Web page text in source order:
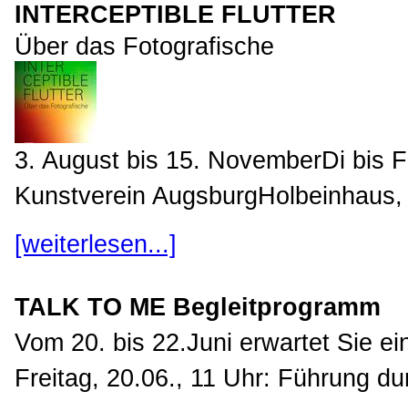
INTERCEPTIBLE FLUTTER
Über das Fotografische
3. August bis 15. NovemberDi bis
Kunstverein
[weiterlesen...]
TALK TO ME Begleitprogramm
Vom 20. bis 22.Juni erwartet Sie
Freitag, 20.06., 11 Uhr: Führung